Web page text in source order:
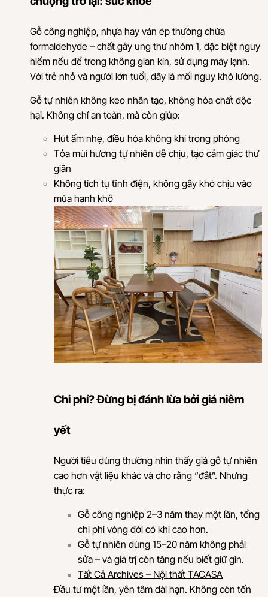
Gỗ công nghiệp, nhựa hay ván ép thường chứa
formaldehyde – chất gây ung thư nhóm 1, đặc biệt nguy
hiểm nếu để trong không gian kín, sử dụng máy lạnh.
Với trẻ nhỏ và người lớn tuổi, đây là mối nguy khó lường.
Gỗ tự nhiên không keo nhân tạo, không hóa chất độc
hại. Không chỉ an toàn, mà còn giúp:
Hút ẩm nhẹ, điều hòa không khí trong phòng
Tỏa mùi hương tự nhiên dễ chịu, tạo cảm giác thư
giãn
Không tích tụ tĩnh điện, không gây khó chịu vào
mùa hanh khô
Chi phí? Đừng bị đánh lừa bởi giá niêm
yết
Người tiêu dùng thường nhìn thấy giá gỗ tự nhiên
cao hơn vật liệu khác và cho rằng “đắt”. Nhưng
thực ra:
Gỗ công nghiệp 2–3 năm thay một lần, tổng
chi phí vòng đời có khi cao hơn.
Gỗ tự nhiên dùng 15–20 năm không phải
sửa – và giá trị còn tăng nếu biết giữ gìn.
Tất Cả Archives – Nội thất TACASA
Đầu tư một lần, yên tâm dài hạn. Không còn tốn